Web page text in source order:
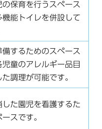
の保育を行うスペース
機能トイレを併設して
備するためのスペース
児童のアレルギー品目
た調理が可能です。
した園児を看護するた
スです。